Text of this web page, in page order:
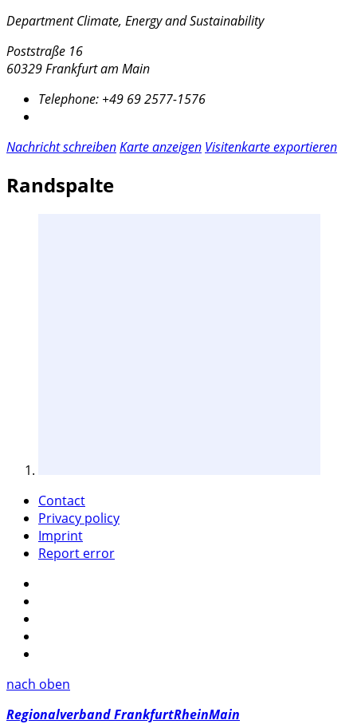
Department Climate, Energy and Sustainability
Poststraße 16
60329 Frankfurt am Main
Telephone: +49 69 2577-1576
Nachricht schreibenKarte anzeigen Visitenkarte exportieren
Randspalte
Contact
Privacy policy
Imprint
Report error
nach oben
Regionalverband FrankfurtRheinMain